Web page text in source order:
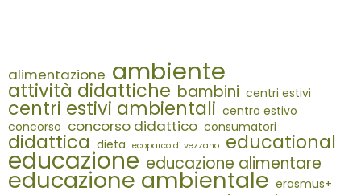
alimentazione ambiente
attività didattiche bambini centri estivi
centri estivi ambientali centro estivo
concorso concorso didattico consumatori
didattica dieta ecoparco di vezzano educational
educazione educazione alimentare
educazione ambientale erasmus+